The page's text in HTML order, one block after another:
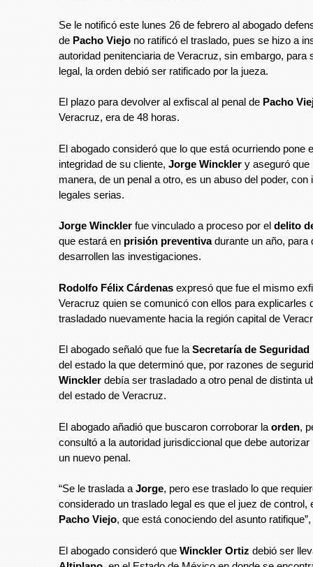
Se le notificó este lunes 26 de febrero al abogado
de Pacho Viejo no ratificó el traslado, pues se hizo a
autoridad penitenciaria de Veracruz, sin embargo, para
legal, la orden debió ser ratificado por la jueza.
El plazo para devolver al exfiscal al penal de Pacho
Veracruz, era de 48 horas.
El abogado consideró que lo que está ocurriendo pone
integridad de su cliente, Jorge Winckler y aseguró que
manera, de un penal a otro, es un abuso del poder, con
legales serias.
Jorge Winckler fue vinculado a proceso por el delito
que estará en prisión preventivadurante un año, para
desarrollen las investigaciones.
Rodolfo Félix Cárdenas expresó que fue el mismo
Veracruz quien se comunicó con ellos para explicarles
trasladado nuevamente hacia la región capital de
El abogado señaló que fue la Secretaría de Seguridad
del estado la que determinó que, por razones de
Winckler debía ser trasladado a otro penal de distinta
del estado de Veracruz.
El abogado añadió que buscaron corroborar la orden,
consultó a la autoridad jurisdiccional que debe
un nuevo penal.
“Se le traslada a Jorge, pero ese traslado lo que
considerado un traslado legal es que el juez de control,
Pacho Viejo, que está conociendo del asunto
El abogado consideró que Winckler Ortiz debió ser